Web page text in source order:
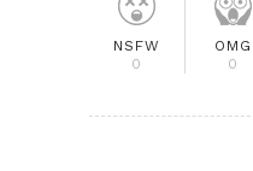
NSFW
0
OMG
0